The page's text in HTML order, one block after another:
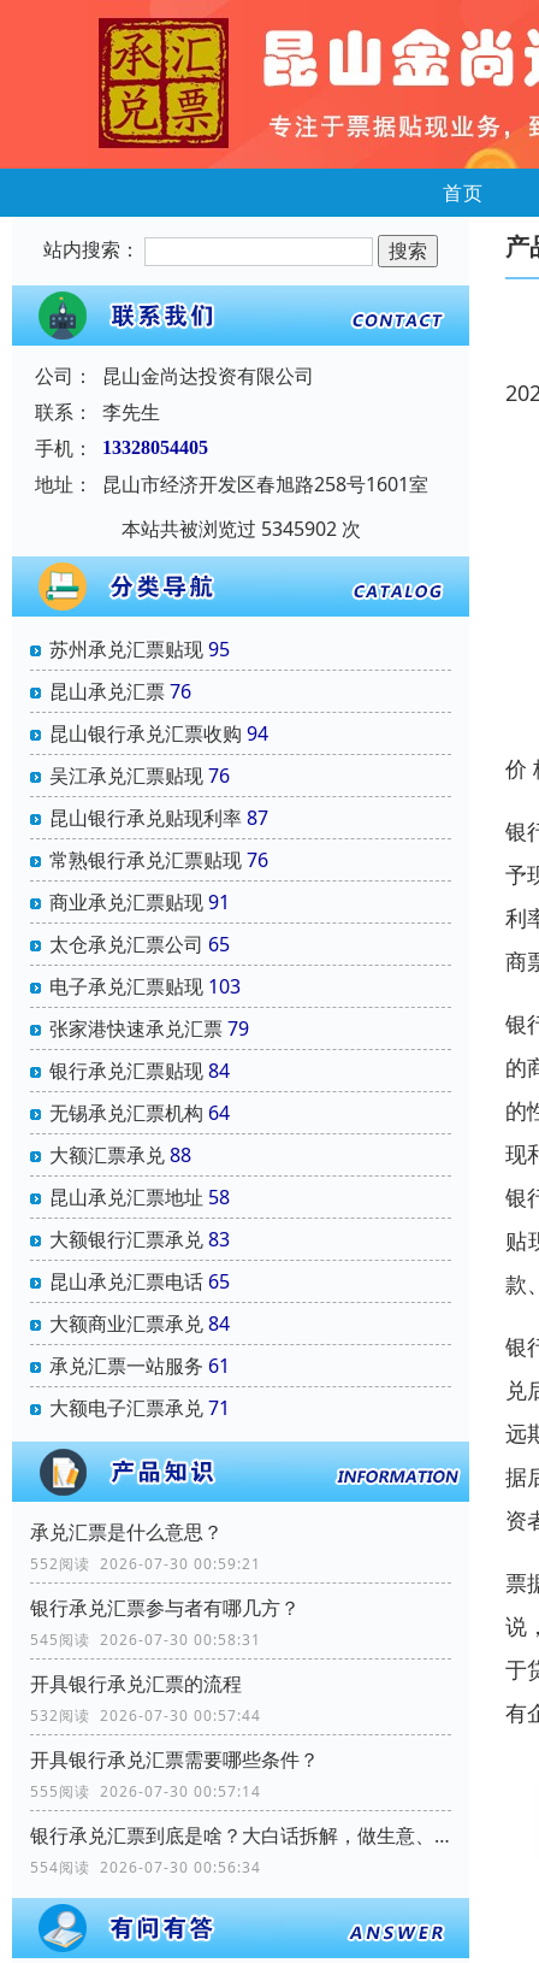
首页
站内搜索：
公司：
昆山金尚达投资有限公司
联系：
李先生
手机：
13328054405
地址：
昆山市经济开发区春旭路258号1601室
本站共被浏览过 5345902 次
苏州承兑汇票贴现95
昆山承兑汇票76
昆山银行承兑汇票收购 94
吴江承兑汇票贴现76
昆山银行承兑贴现利率87
常熟银行承兑汇票贴现76
商业承兑汇票贴现91
太仓承兑汇票公司 65
电子承兑汇票贴现 103
张家港快速承兑汇票79
银行承兑汇票贴现84
无锡承兑汇票机构 64
大额汇票承兑88
昆山承兑汇票地址 58
大额银行汇票承兑83
昆山承兑汇票电话 65
大额商业汇票承兑84
承兑汇票一站服务 61
大额电子汇票承兑71
承兑汇票是什么意思？
552阅读 2026-07-30 00:59:21
银行承兑汇票参与者有哪几方？
545阅读 2026-07-30 00:58:31
开具银行承兑汇票的流程
532阅读 2026-07-30 00:57:44
开具银行承兑汇票需要哪些条件？
555阅读 2026-07-30 00:57:14
银行承兑汇票到底是啥？大白话拆解，做生意、理财都能用
554阅读 2026-07-30 00:56:34
产
价
银
予
利
商
银
的
的
现
银
贴
款
银
兑
远
据
资
票
说
于
有